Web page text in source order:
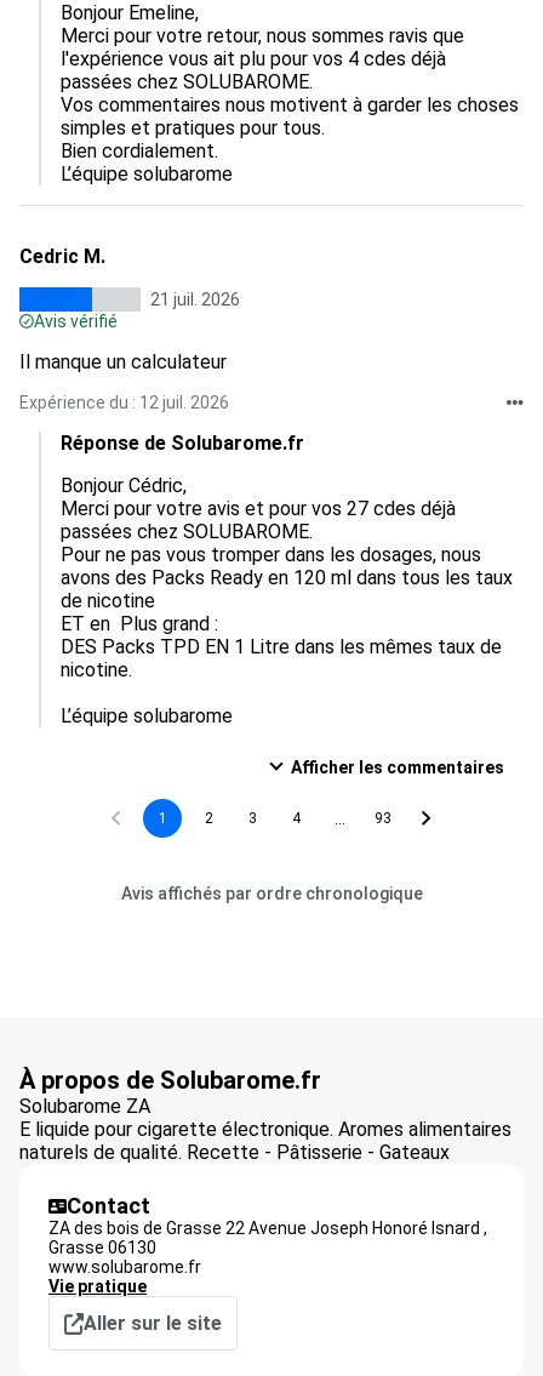
Bonjour Emeline,
Merci pour votre retour, nous sommes ravis que
l'expérience vous ait plu pour vos 4 cdes déjà
passées chez SOLUBAROME.
Vos commentaires nous motivent à garder les choses
simples et pratiques pour tous.
Bien cordialement.
L’équipe solubarome
Cedric M.
21 juil. 2026
Avis vérifié
Il manque un calculateur
Expérience du : 12 juil. 2026
Réponse de Solubarome.fr
Bonjour Cédric,
Merci pour votre avis et pour vos 27 cdes déjà
passées chez SOLUBAROME.
Pour ne pas vous tromper dans les dosages, nous
avons des Packs Ready en 120 ml dans tous les taux
de nicotine
ET en  Plus grand :
DES Packs TPD EN 1 Litre dans les mêmes taux de
nicotine.
L’équipe solubarome
Afficher les commentaires
1 2 3 4 93
Avis affichés par ordre chronologique
À propos de Solubarome.fr
Solubarome ZA
E liquide pour cigarette électronique. Aromes alimentaires
naturels de qualité. Recette - Pâtisserie - Gateaux
Contact
ZA des bois de Grasse 22 Avenue Joseph Honoré Isnard ,
Grasse 06130
www.solubarome.fr
Vie pratique
Aller sur le site